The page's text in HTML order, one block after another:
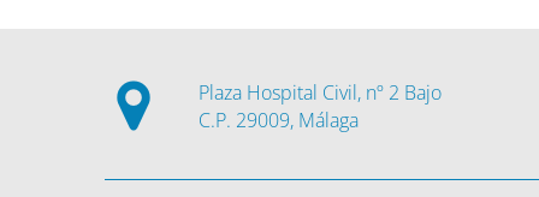
Plaza Hospital Civil, nº 2 Bajo
C.P. 29009, Málaga